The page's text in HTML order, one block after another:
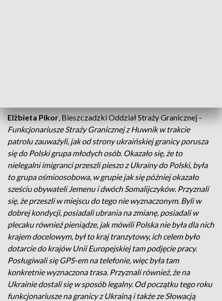
Elżbieta Pikor, Bieszczadzki Oddział Straży Granicznej -
Funkcjonariusze Straży Granicznej z Huwnik w trakcie
patrolu zauważyli, jak od strony ukraińskiej granicy porusza
się do Polski grupa młodych osób. Okazało się, że to
nielegalni imigranci przeszli pieszo z Ukrainy do Polski, była
to grupa ośmioosobowa, w grupie jak się później okazało
sześciu obywateli Jemenu i dwóch Somalijczyków. Przyznali
się, że przeszli w miejscu do tego nie wyznaczonym. Byli w
dobrej kondycji, posiadali ubrania na zmianę, posiadali w
plecaku również pieniądze, jak mówili Polska nie była dla nich
krajem docelowym, był to kraj tranzytowy, ich celem było
dotarcie do krajów Unii Europejskiej tam podjęcie pracy.
Posługiwali się GPS-em na telefonie, więc była tam
konkretnie wyznaczona trasa. Przyznali również, że na
Ukrainie dostali się w sposób legalny. Od początku tego roku
funkcjonariusze na granicy z Ukrainą i także ze Słowacją